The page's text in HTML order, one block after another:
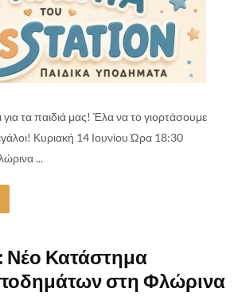
για τα παιδιά μας! Έλα να το γιορτάσουμε
Κυριακή 14 Ιουνίου Ώρα 18:30
...
Νέο Κατάστημα
στη Φλώρινα